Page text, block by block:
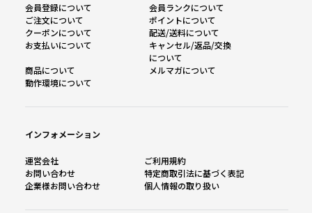
会員登録について
会員ランクについて
ご注文について
ポイントについて
クーポンについて
配送/送料について
お支払いについて
キャンセル/返品/交換
について
商品について
メルマガについて
動作環境について
インフォメーション
運営会社
ご利用規約
お問い合わせ
特定商取引法に基づく表記
企業様お問い合わせ
個人情報の取り扱い